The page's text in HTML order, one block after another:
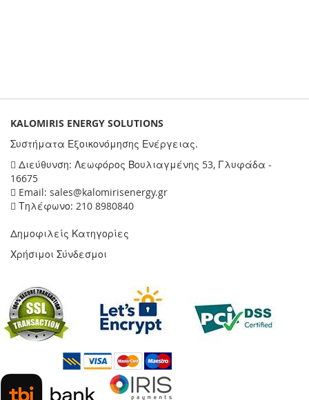
KALOMIRIS ENERGY SOLUTIONS
Συστήματα Εξοικονόμησης Ενέργειας.
Διεύθυνση: Λεωφόρος Βουλιαγμένης 53, Γλυφάδα -
16675
Email: sales@kalomirisenergy.gr
Τηλέφωνο: 210 8980840
Δημοφιλείς Κατηγορίες
Χρήσιμοι Σύνδεσμοι